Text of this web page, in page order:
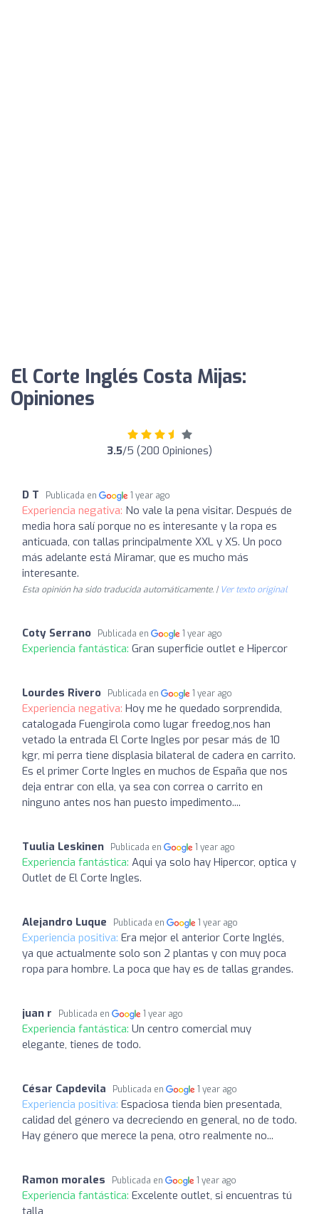
El Corte Inglés Costa Mijas:
Opiniones
3.5/5 (200 Opiniones)
D T Publicada en 1 year ago
Experiencia negativa: No vale la pena visitar. Después de
media hora salí porque no es interesante y la ropa es
anticuada, con tallas principalmente XXL y XS. Un poco
más adelante está Miramar, que es mucho más
interesante.
Esta opinión ha sido traducida automáticamente. | Ver texto original
Coty Serrano Publicada en 1 year ago
Experiencia fantástica: Gran superficie outlet e Hipercor
Lourdes Rivero Publicada en 1 year ago
Experiencia negativa: Hoy me he quedado sorprendida,
catalogada Fuengirola como lugar freedog,nos han
vetado la entrada El Corte Ingles por pesar más de 10
kgr, mi perra tiene displasia bilateral de cadera en carrito.
Es el primer Corte Ingles en muchos de España que nos
deja entrar con ella, ya sea con correa o carrito en
ninguno antes nos han puesto impedimento....
Tuulia Leskinen Publicada en 1 year ago
Experiencia fantástica: Aqui ya solo hay Hipercor, optica y
Outlet de El Corte Ingles.
Alejandro Luque Publicada en 1 year ago
Experiencia positiva: Era mejor el anterior Corte Inglés,
ya que actualmente solo son 2 plantas y con muy poca
ropa para hombre. La poca que hay es de tallas grandes.
juan r Publicada en 1 year ago
Experiencia fantástica: Un centro comercial muy
elegante, tienes de todo.
César Capdevila Publicada en 1 year ago
Experiencia positiva: Espaciosa tienda bien presentada,
calidad del género va decreciendo en general, no de todo.
Hay género que merece la pena, otro realmente no...
Ramon morales Publicada en 1 year ago
Experiencia fantástica: Excelente outlet, si encuentras tú
talla